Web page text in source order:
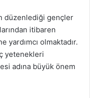
düzenlediği gençler
itibaren
yardımcı olmaktadır.
yetenekleri
adına büyük önem